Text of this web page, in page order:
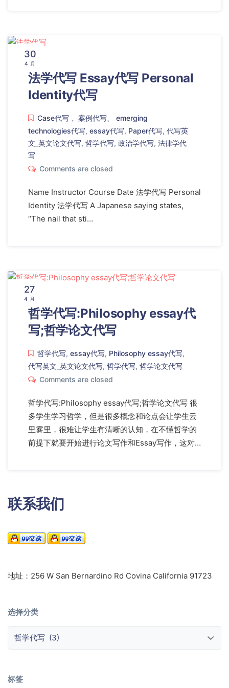
30
4 月
法学代写 Essay代写 Personal
Identity代写
Case代写 、案例代写、 emerging
technologies代写, essay代写, Paper代写, 代写英
文_英文论文代写, 哲学代写, 政治学代写, 法律学代
写
Comments are closed
Name Instructor Course Date 法学代写 Personal
Identity 法学代写 A Japanese saying states,
“The nail that sti…
27
4 月
哲学代写:Philosophy essay代
写;哲学论文代写
哲学代写, essay代写, Philosophy essay代写,
代写英文_英文论文代写, 哲学代写, 哲学论文代写
Comments are closed
哲学代写:Philosophy essay代写;哲学论文代写 很
多学生学习哲学，但是很多概念和论点会让学生云
里雾里，很难让学生有清晰的认知，在不懂哲学的
前提下就要开始进行论文写作和Essay写作，这对…
联系我们
地址：256 W San Bernardino Rd Covina California 91723
选择分类
标签